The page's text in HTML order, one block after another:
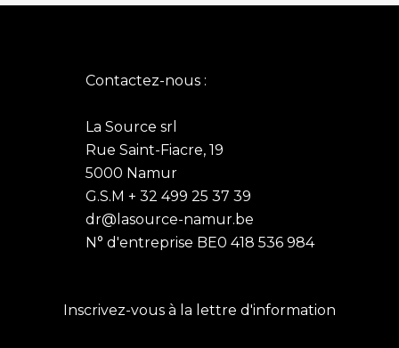
Contactez-nous :
La Source srl
Rue Saint-Fiacre, 19
5000 Namur
G.S.M + 32 499 25 37 39
dr@lasource-namur.be
N° d'entreprise BE0 418 536 984
Inscrivez-vous à la lettre d'information